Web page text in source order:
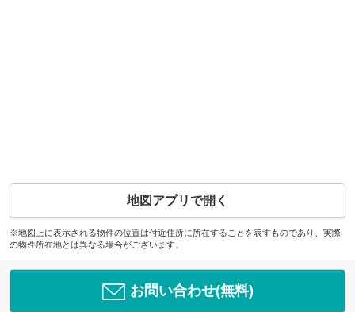
地図アプリで開く
※地図上に表示される物件の位置は付近住所に所在することを表すものであり、実際
の物件所在地とは異なる場合がございます。
お問い合わせ(無料)